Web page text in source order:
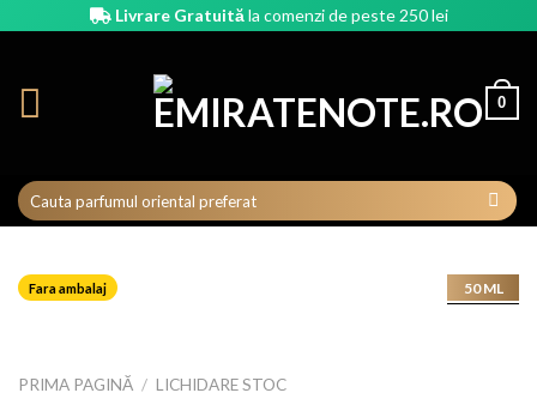
Livrare Gratuităla comenzi de peste 250 lei
0
Fara ambalaj
50 ML
PRIMA PAGINĂ / LICHIDARE STOC